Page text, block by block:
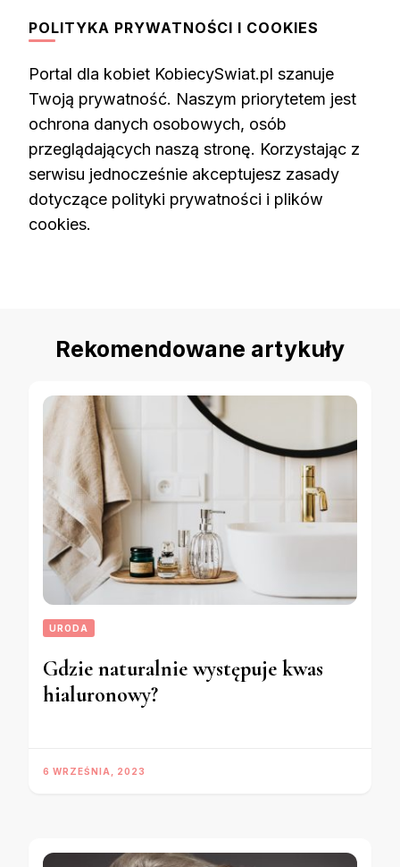
POLITYKA PRYWATNOŚCI I COOKIES
Portal dla kobiet KobiecySwiat.pl szanuje
Twoją prywatność. Naszym priorytetem jest
ochrona danych osobowych, osób
przeglądających naszą stronę. Korzystając z
serwisu jednocześnie akceptujesz zasady
dotyczące polityki prywatności i plików
cookies.
Rekomendowane artykuły
URODA
Gdzie naturalnie występuje kwas
hialuronowy?
6 WRZEŚNIA, 2023